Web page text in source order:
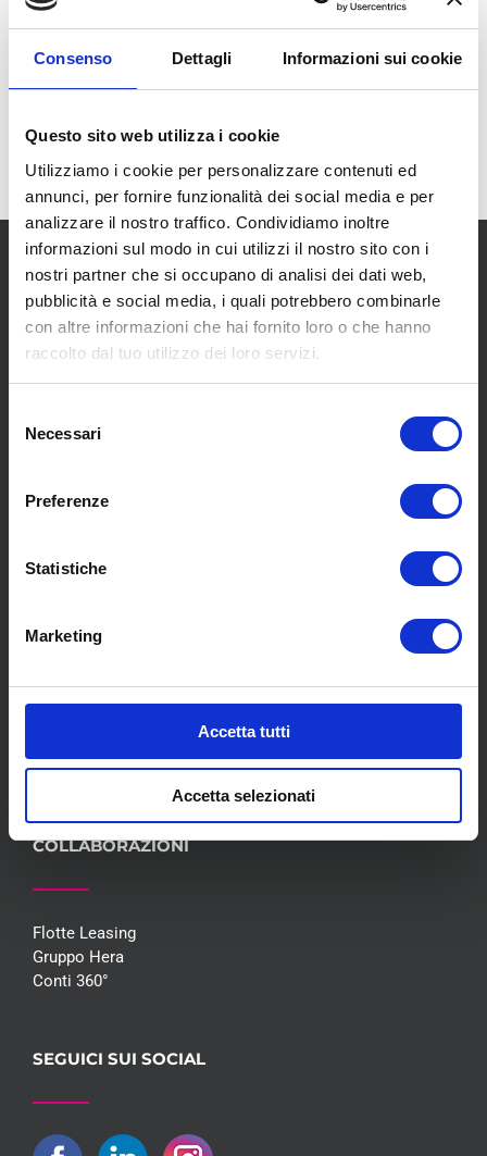
Consenso Dettagli Informazioni sui cookie
Questo sito web utilizza i cookie
Utilizziamo i cookie per personalizzare contenuti ed
annunci, per fornire funzionalità dei social media e per
analizzare il nostro traffico. Condividiamo inoltre
informazioni sul modo in cui utilizzi il nostro sito con i
nostri partner che si occupano di analisi dei dati web,
pubblicità e social media, i quali potrebbero combinarle
con altre informazioni che hai fornito loro o che hanno
raccolto dal tuo utilizzo dei loro servizi.
delNecessari
Preferenze
Statistiche
Marketing
Accetta tutti
Accetta selezionati
I NOSTRI CENTRI
SCOPRI I NOSTRI CENTRI
Pneumatici
Servizi
Blog
Contatti
COLLABORAZIONI
Flotte Leasing
Gruppo Hera
Conti 360°
SEGUICI SUI SOCIAL